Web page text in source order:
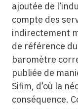
ajoutée de
compte des
indirectement
de référence
baromètre
publiée de
Sifim, d’où la
conséquence.